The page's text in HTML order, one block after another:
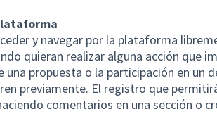
y navegar por la plataforma
quieran realizar alguna acción que
una propuesta o la participación en un
previamente. El registro que
comentarios en una sección o